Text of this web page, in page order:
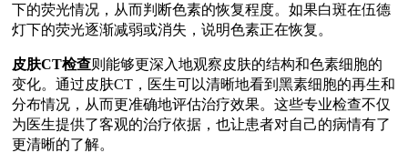
下的荧光情况，从而判断色素的恢复程度。如果白斑在伍德
灯下的荧光逐渐减弱或消失，说明色素正在恢复。
皮肤CT检查则能够更深入地观察皮肤的结构和色素细胞的
变化。通过皮肤CT，医生可以清晰地看到黑素细胞的再生和
分布情况，从而更准确地评估治疗效果。这些专业检查不仅
为医生提供了客观的治疗依据，也让患者对自己的病情有了
更清晰的了解。